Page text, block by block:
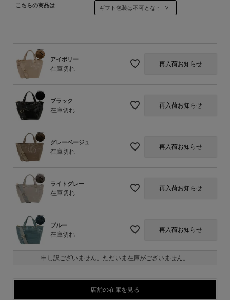
こちらの商品は
アイボリー
在庫切れ
再入荷お知らせ
ブラック
在庫切れ
再入荷お知らせ
グレーベージュ
在庫切れ
再入荷お知らせ
ライトグレー
在庫切れ
再入荷お知らせ
ブルー
在庫切れ
再入荷お知らせ
申し訳ございません。ただいま在庫がございません。
店舗の在庫を見る